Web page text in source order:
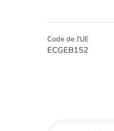
Code de l'UE
ECGEB152